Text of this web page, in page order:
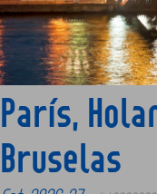
París,
Bruselas